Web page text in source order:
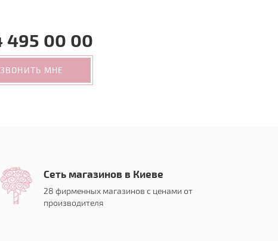
495 00 00
МНЕ
Сеть магазинов в Киеве
28 фирменных магазинов с ценами от
производителя